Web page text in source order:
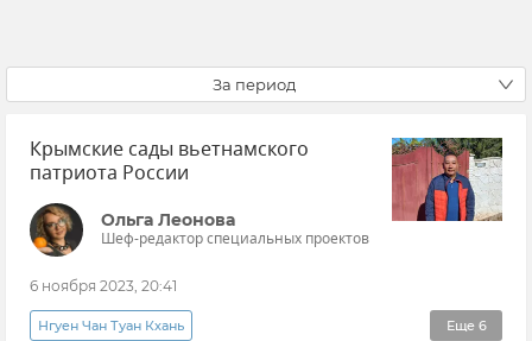
За период
Крымские сады вьетнамского
патриота России
Ольга Леонова
Шеф-редактор специальных проектов
6 ноября 2023, 20:41
Еще 6
Нгуен Чан Туан Кхань